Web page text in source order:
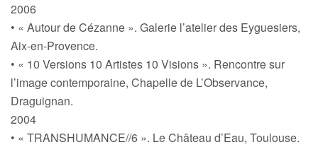
2006
• « Autour de Cézanne ». Galerie l’atelier des Eyguesiers,
Aix-en-Provence.
• « 10 Versions 10 Artistes 10 Visions ». Rencontre sur
l’image contemporaine, Chapelle de L’Observance,
Draguignan.
2004
• « TRANSHUMANCE//6 ». Le Château d’Eau, Toulouse.